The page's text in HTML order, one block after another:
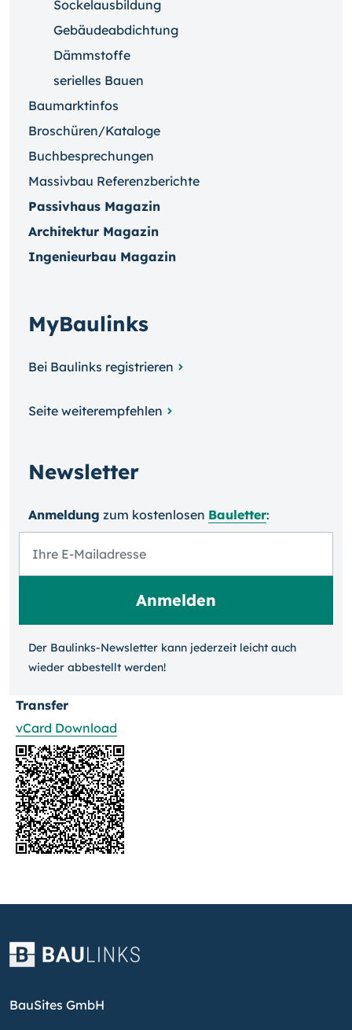
Sockelausbildung
Gebäudeabdichtung
Dämmstoffe
serielles Bauen
Baumarktinfos
Broschüren/Kataloge
Buchbesprechungen
Massivbau Referenzberichte
Passivhaus Magazin
Architektur Magazin
Ingenieurbau Magazin
MyBaulinks
Bei Baulinks registrieren
Seite weiterempfehlen
Newsletter
Anmeldung zum kosten­losen Bauletter:
Der Baulinks-Newsletter kann jeder­zeit leicht auch
wieder ab­bestellt werden!
Transfer
vCard Download
BauSites GmbH